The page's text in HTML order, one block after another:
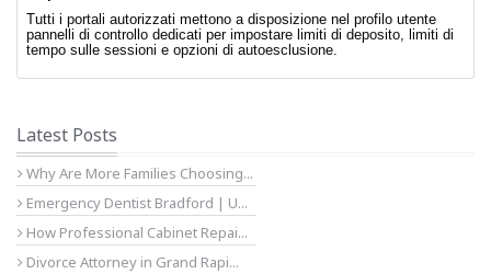
Tutti i portali autorizzati mettono a disposizione nel profilo utente
pannelli di controllo dedicati per impostare limiti di deposito, limiti di
tempo sulle sessioni e opzioni di autoesclusione.
Latest Posts
Why Are More Families Choosing...
Emergency Dentist Bradford | U...
How Professional Cabinet Repai...
Divorce Attorney in Grand Rapi...